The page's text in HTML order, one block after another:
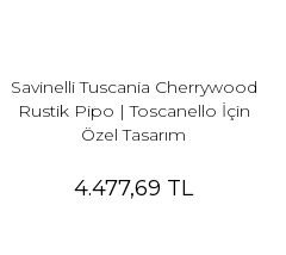
Savinelli Tuscania Cherrywood
Rustik Pipo | Toscanello İçin
Özel Tasarım
4.477,69 TL